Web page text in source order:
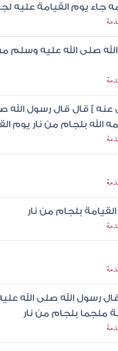
يوم القيامة عليه
صلى الله عليه
عنه ] قال قال رسول الله
بلجام من نار يوم
بلجام من نار
رسول الله صلى الله
ملجما بلجام من نار